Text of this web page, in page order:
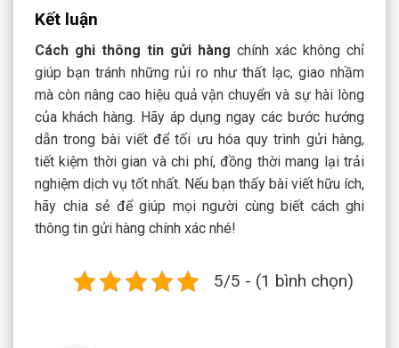
Kết luận
Cách ghi thông tin gửi hàng chính xác không chỉ
giúp bạn tránh những rủi ro như thất lạc, giao nhầm
mà còn nâng cao hiệu quả vận chuyển và sự hài lòng
của khách hàng. Hãy áp dụng ngay các bước hướng
dẫn trong bài viết để tối ưu hóa quy trình gửi hàng,
tiết kiệm thời gian và chi phí, đồng thời mang lại trải
nghiệm dịch vụ tốt nhất. Nếu bạn thấy bài viết hữu ích,
hãy chia sẻ để giúp mọi người cùng biết cách ghi
thông tin gửi hàng chính xác nhé!
5/5 - (1 bình chọn)